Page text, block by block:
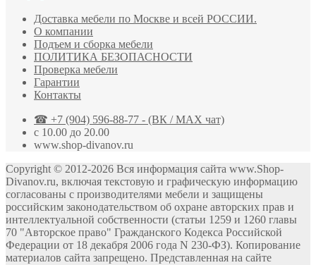
Доставка мебели по Москве и всей РОССИИ.
О компании
Подъем и сборка мебели
ПОЛИТИКА БЕЗОПАСНОСТИ
Проверка мебели
Гарантии
Контакты
☎ +7 (904) 596-88-77 - (ВК / MAX чат)
с 10.00 до 20.00
www.shop-divanov.ru
Copyright © 2012-2026 Вся информация сайта www.Shop-
Divanov.ru, включая текстовую и графическую информацию
согласованы с производителями мебели и защищены
российским законодательством об охране авторских прав и
интеллектуальной собственности (статьи 1259 и 1260 главы
70 "Авторское право" Гражданского Кодекса Российской
Федерации от 18 декабря 2006 года N 230-ФЗ). Копирование
материалов сайта запрещено. Представленная на сайте